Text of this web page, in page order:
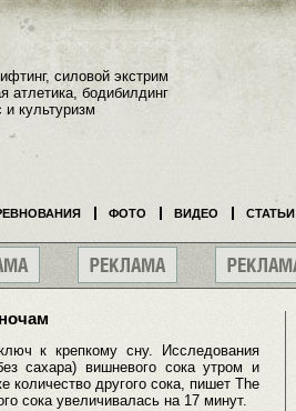
к крепкому сну. Исследования
сахара) вишневого сока утром и
количество другого сока, пишет The
сока увеличивалась на 17 минут.
силовой экстрим
атлетика, бодибилдинг
и культуризм
ФОТО ВИДЕО СТАТЬИ